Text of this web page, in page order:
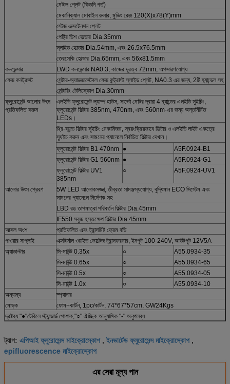
মেটাল প্লেট (কিডনি গর্ত)
মেকানিক্যাল মোবাইল রুলার, মুভিং রেঞ্জ 120(X)x78(Y)mm
স্টেজ এক্সটেনশন প্লেট
পেট্রি ডিশ হোল্ডার Dia.35mm
স্লাইড হোল্ডার Dia.54mm, এবং 26.5x76.5mm
তেরসেকি হোল্ডার Dia.65mm, এবং 56x81.5mm
কনডেন্সার
LWD কনডেন্সার NA0.3, কাজের দূরত্ব 72mm, অপসারণযোগ্য
ফেজ কনট্রাস্ট
সেন্টার-অ্যাডজাস্টেবল ফেজ কন্ট্রাস্ট স্লাইড প্লেট, NA0.3 এর জন্য, 2টি হ্যান্ডেল সহ
সেন্টারিং টেলিস্কোপ Dia.30mm
ফ্লুরোসেন্ট আলোর উৎস
প্রতিফলিত করুন
এলইডি ফ্লুরোসেন্ট ল্যাম্প হাউস, সার্ভো মোটর দ্বারা 4 ব্যান্ডের এলইডি সুইচিং,
ফ্লুরোসেন্ট ফিল্টার 385nm, 470nm, এবং 560nm-এর জন্য অন্তর্নির্মিত
LEDs।
থ্রি-ব্যান্ড ফিল্টার সুইচিং মেকানিজম, স্বয়ংক্রিয়ভাবে ফিল্টার ও এলইডি লাইট একত্রে
স্যুইচ করুন এবং সামনের প্যানেলে নির্বাচিত ফিল্টার দেখান।
ফ্লুরোসেন্ট ফিল্টার B1 470nm ●
A5F.0924-B1
ফ্লুরোসেন্ট ফিল্টার G1 560nm ●
A5F.0924-G1
ফ্লুরোসেন্ট ফিল্টার UV1
385nm
○ A5F.0924-UV1
আলোর উৎস প্রেরণ
5W LED আলোকসজ্জা, তীব্রতা সামঞ্জস্যযোগ্য, বুদ্ধিমান ECO সিস্টেম এবং
সামনের প্যানেলে নির্দেশক সহ
LBD রঙ তাপমাত্রা পরিবর্তন ফিল্টার Dia.45mm
IF550 সবুজ হস্তক্ষেপ ফিল্টার Dia.45mm
আসল অংশ
প্রতিফলিত এবং ট্রান্সমিট ফ্রেম বডি
পাওয়ার সাপ্লাই
এক্সটার্নাল ওয়াইড ভোল্টেজ ট্রান্সফরমার, ইনপুট 100-240V, আউটপুট 12V5A
অ্যাডাপ্টার
সি-মাউন্ট 0.35x ○
A55.0934-35
সি-মাউন্ট 0.65x
○
A55.0934-65
সি-মাউন্ট 0.5x
○
A55.0934-05
সি-মাউন্ট 1.0x
○
A55.0934-10
অন্যান্য
স্প্যানার
মোড়ক
ফোম+কার্টন, 1pc/কার্টন, 74*67*57cm, GW24Kgs
দ্রষ্টব্য:"●"টেবিলে স্ট্যান্ডার্ড পোশাক,"○" ঐচ্ছিক আনুষাঙ্গিক "-" অনুপলব্ধ
ট্যাগ: এপিআই ফ্লুরোসেন্স মাইক্রোস্কোপ, ইনভার্টেড ফ্লুরোসেন্স মাইক্রোস্কোপ,
epifluorescence মাইক্রোস্কোপ
এর সেরা মূল্য পান